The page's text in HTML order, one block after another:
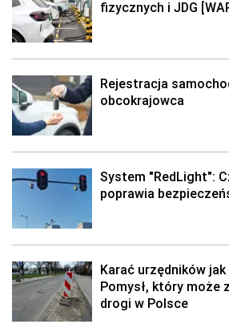
fizycznych i JDG
Rejestracja
obcokrajowca
System "RedLight":
poprawia
Karać urzędników
Pomysł, który może
drogi w Polsce